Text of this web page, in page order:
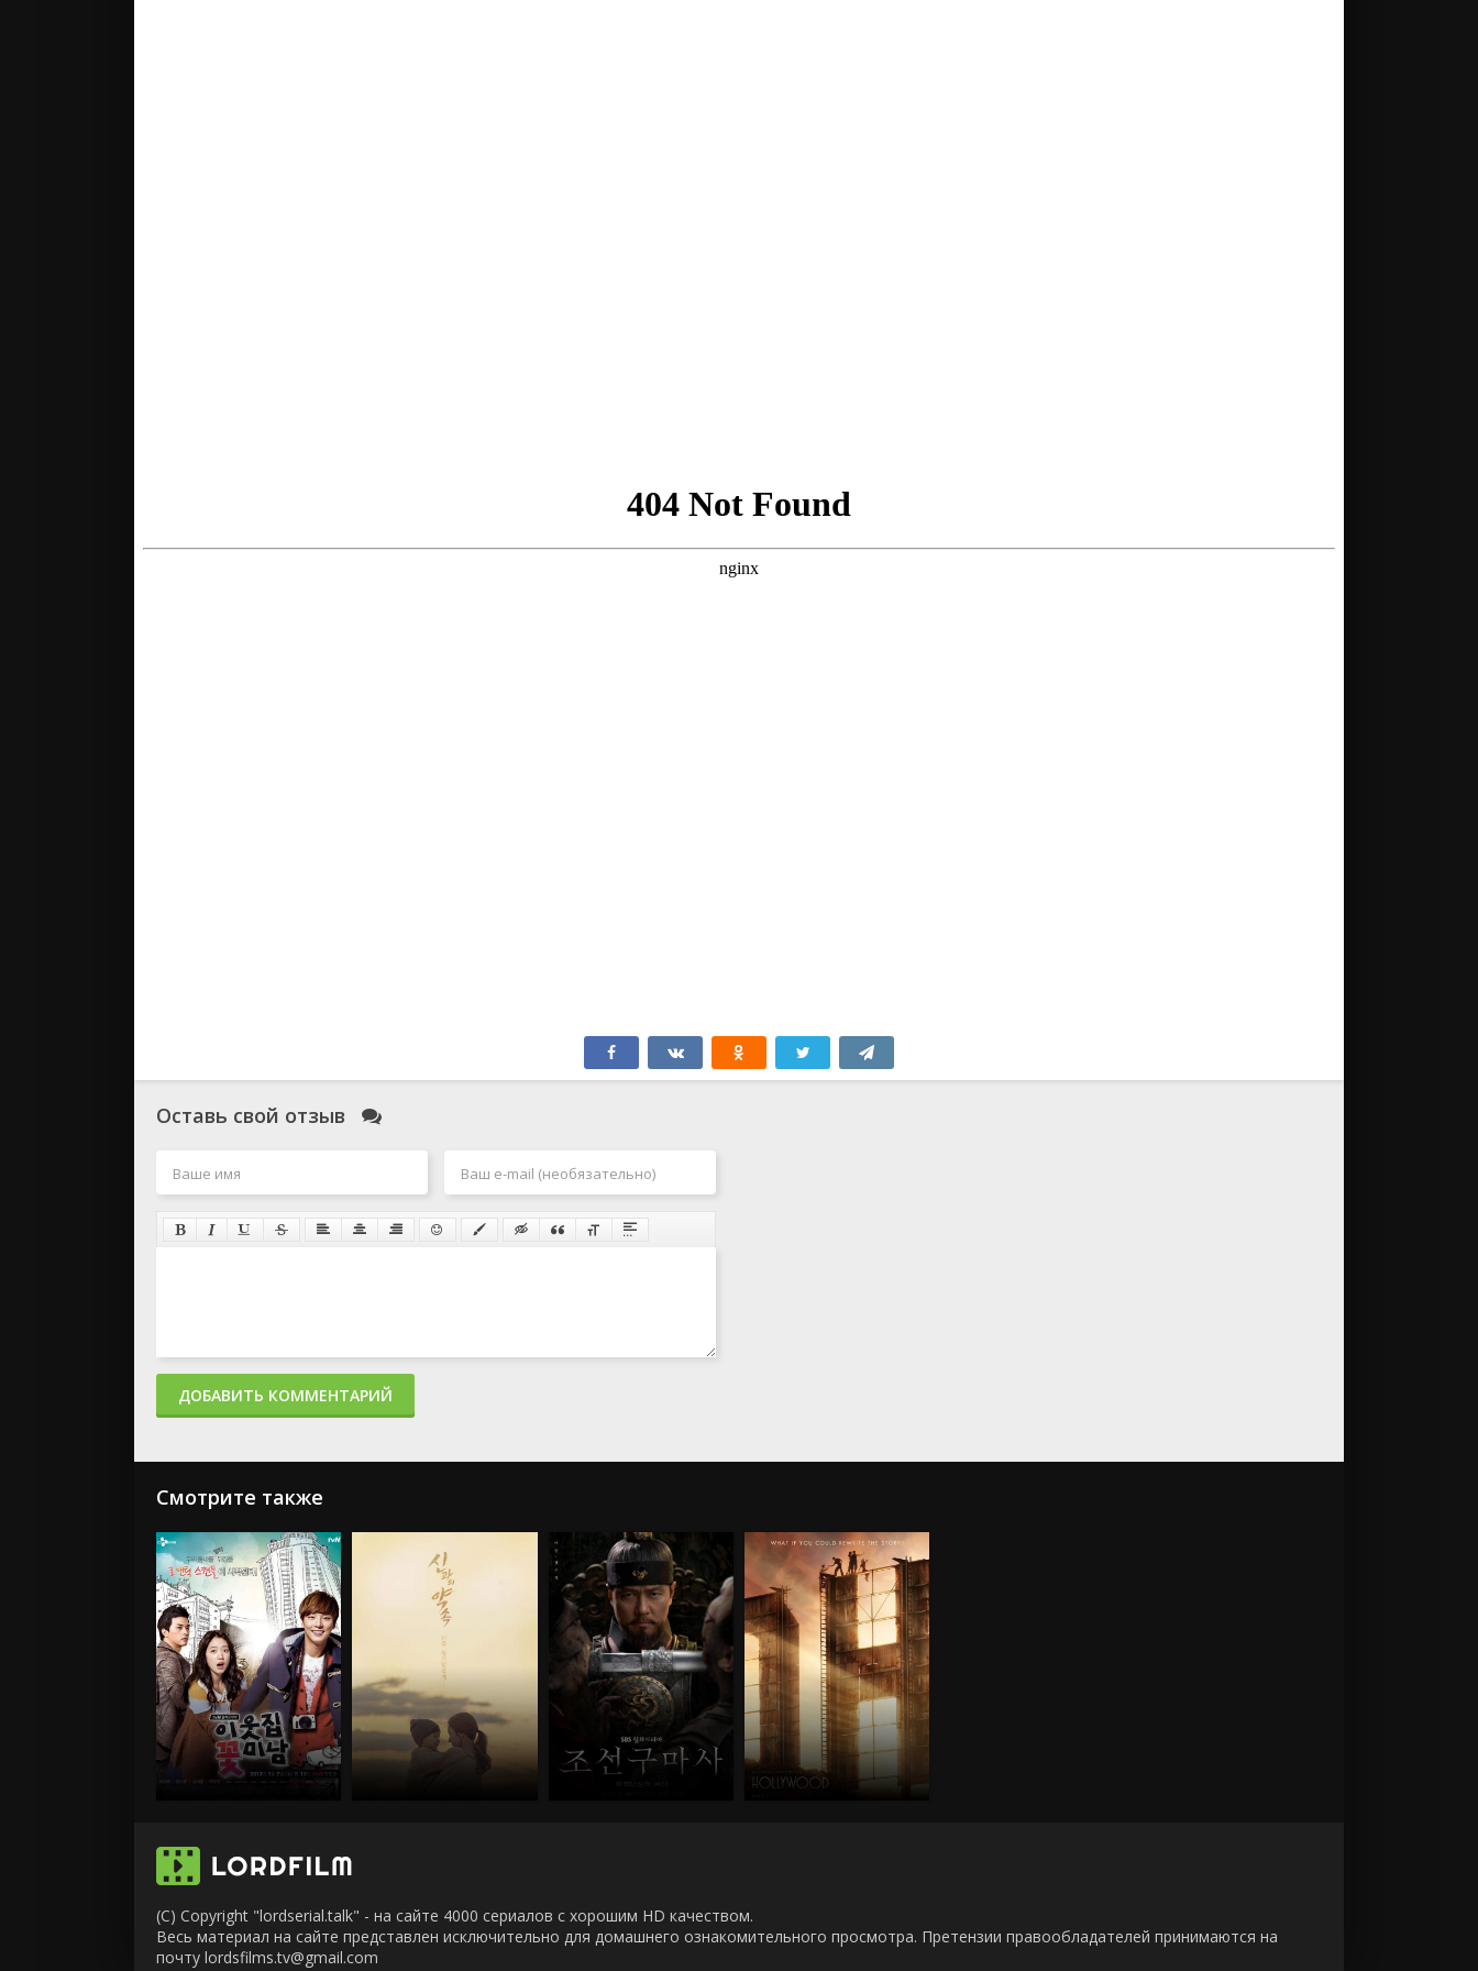
Оставь свой отзыв
ДОБАВИТЬ КОММЕНТАРИЙ
Смотрите также
(C) Copyright "lordserial.talk" - на сайте 4000 сериалов с хорошим HD качеством.
Весь материал на сайте представлен исключительно для домашнего ознакомительного просмотра. Претензии правообладателей принимаются на
почту lordsfilms.tv@gmail.com